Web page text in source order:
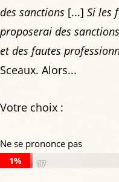
des sanctions [...] Si les
proposerai des
et des fautes
Sceaux. Alors...
Votre choix :
Ne se prononce pas
1% 17